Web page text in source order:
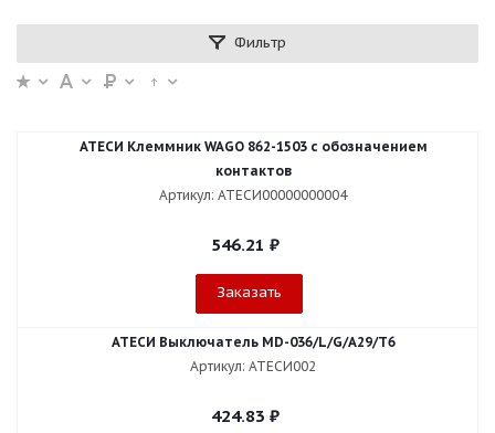
Фильтр
АТЕСИ Клеммник WAGO 862-1503 c обозначением
контактов
Артикул: АТЕСИ00000000004
546.21 ₽
Заказать
АТЕСИ Выключатель МD-036/L/G/А29/Т6
Артикул: АТЕСИ002
424.83 ₽